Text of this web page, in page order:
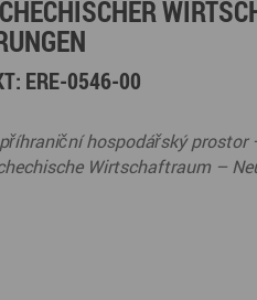
mieten
mieten
Veranstaltungsmanagement
mieten
ERE-0546-00
hospodářský prostor
Wirtschaftraum –